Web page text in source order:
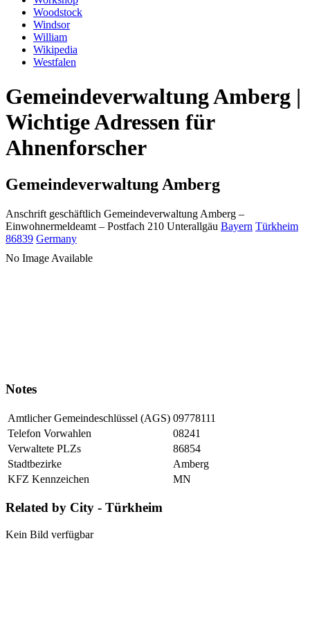
Woodstock
Windsor
William
Wikipedia
Westfalen
Gemeindeverwaltung Amberg |
Wichtige Adressen für
Ahnenforscher
Gemeindeverwaltung Amberg
Anschrift geschäftlich Gemeindeverwaltung Amberg –
Einwohnermeldeamt – Postfach 210 Unterallgäu Bayern Türkheim
86839 Germany
No Image Available
Notes
Amtlicher Gemeindeschlüssel (AGS) 09778111
Telefon Vorwahlen
08241
Verwaltete PLZs
86854
Stadtbezirke
Amberg
KFZ Kennzeichen
MN
Related by City - Türkheim
Kein Bild verfügbar